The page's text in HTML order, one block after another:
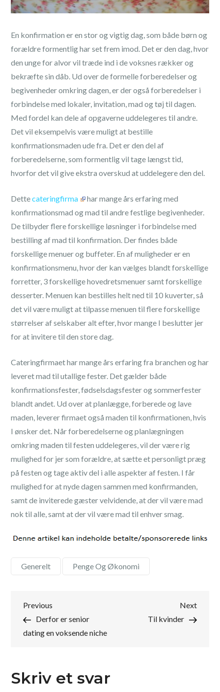
En konfirmation er en stor og vigtig dag, som både børn og
forældre formentlig har set frem imod. Det er den dag, hvor
den unge for alvor vil træde ind i de voksnes rækker og
bekræfte sin dåb. Ud over de formelle forberedelser og
begivenheder omkring dagen, er der også forberedelser i
forbindelse med lokaler, invitation, mad og tøj til dagen.
Med fordel kan dele af opgaverne uddelegeres til andre.
Det vil eksempelvis være muligt at bestille
konfirmationsmaden ude fra. Det er den del af
forberedelserne, som formentlig vil tage længst tid,
hvorfor det vil give ekstra overskud at uddelegere den del.
Dettecateringfirma
har mange års erfaring med
konfirmationsmad og mad til andre festlige begivenheder.
De tilbyder flere forskellige løsninger i forbindelse med
bestilling af mad til konfirmation. Der findes både
forskellige menuer og buffeter. En af muligheder er en
konfirmationsmenu, hvor der kan vælges blandt forskellige
forretter, 3 forskellige hovedretsmenuer samt forskellige
desserter. Menuen kan bestilles helt ned til 10 kuverter, så
det vil være muligt at tilpasse menuen til flere forskellige
størrelser af selskaber alt efter, hvor mange I beslutter jer
for at invitere til den store dag.
Cateringfirmaet har mange års erfaring fra branchen og har
leveret mad til utallige fester. Det gælder både
konfirmationsfester, fødselsdagsfester og sommerfester
blandt andet. Ud over at planlægge, forberede og lave
maden, leverer firmaet også maden til konfirmationen, hvis
I ønsker det. Når forberedelserne og planlægningen
omkring maden til festen uddelegeres, vil der være rig
mulighed for jer som forældre, at sætte et personligt præg
på festen og tage aktiv del i alle aspekter af festen. I får
mulighed for at nyde dagen sammen med konfirmanden,
samt de inviterede gæster velvidende, at der vil være mad
nok til alle, samt at der vil være mad til enhver smag.
Generelt Penge Og Økonomi
Indlægsnavigation
Previous
Post
Previous
Derfor er senior
dating en voksende niche
Next
Post
Next
Til kvinder
Skriv et svar